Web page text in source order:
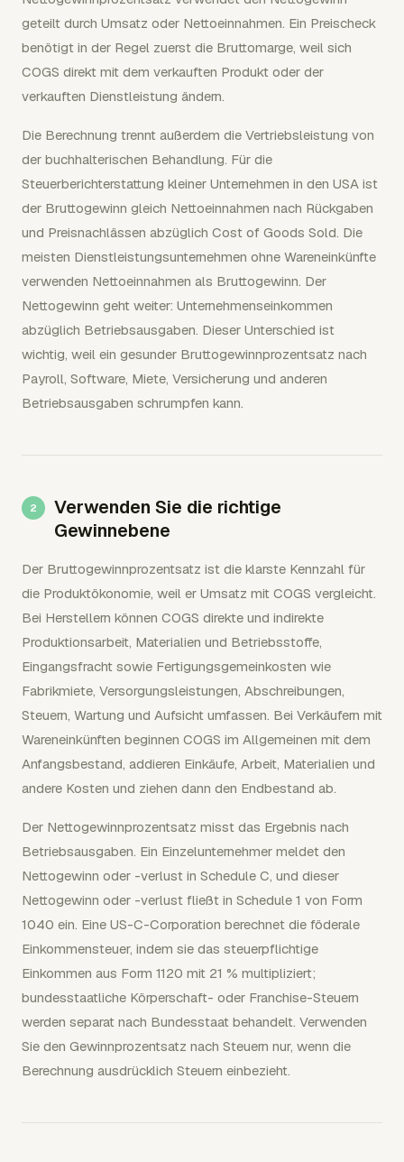
geteilt durch Umsatz oder Nettoeinnahmen. Ein Preischeck
benötigt in der Regel zuerst die Bruttomarge, weil sich
COGS direkt mit dem verkauften Produkt oder der
verkauften Dienstleistung ändern.
Die Berechnung trennt außerdem die Vertriebsleistung von
der buchhalterischen Behandlung. Für die
Steuerberichterstattung kleiner Unternehmen in den USA ist
der Bruttogewinn gleich Nettoeinnahmen nach Rückgaben
und Preisnachlässen abzüglich Cost of Goods Sold. Die
meisten Dienstleistungsunternehmen ohne Wareneinkünfte
verwenden Nettoeinnahmen als Bruttogewinn. Der
Nettogewinn geht weiter: Unternehmenseinkommen
abzüglich Betriebsausgaben. Dieser Unterschied ist
wichtig, weil ein gesunder Bruttogewinnprozentsatz nach
Payroll, Software, Miete, Versicherung und anderen
Betriebsausgaben schrumpfen kann.
Verwenden Sie die richtige
Gewinnebene
Der Bruttogewinnprozentsatz ist die klarste Kennzahl für
die Produktökonomie, weil er Umsatz mit COGS vergleicht.
Bei Herstellern können COGS direkte und indirekte
Produktionsarbeit, Materialien und Betriebsstoffe,
Eingangsfracht sowie Fertigungsgemeinkosten wie
Fabrikmiete, Versorgungsleistungen, Abschreibungen,
Steuern, Wartung und Aufsicht umfassen. Bei Verkäufern mit
Wareneinkünften beginnen COGS im Allgemeinen mit dem
Anfangsbestand, addieren Einkäufe, Arbeit, Materialien und
andere Kosten und ziehen dann den Endbestand ab.
Der Nettogewinnprozentsatz misst das Ergebnis nach
Betriebsausgaben. Ein Einzelunternehmer meldet den
Nettogewinn oder -verlust in Schedule C, und dieser
Nettogewinn oder -verlust fließt in Schedule 1 von Form
1040 ein. Eine US-C-Corporation berechnet die föderale
Einkommensteuer, indem sie das steuerpflichtige
Einkommen aus Form 1120 mit 21 % multipliziert;
bundesstaatliche Körperschaft- oder Franchise-Steuern
werden separat nach Bundesstaat behandelt. Verwenden
Sie den Gewinnprozentsatz nach Steuern nur, wenn die
Berechnung ausdrücklich Steuern einbezieht.